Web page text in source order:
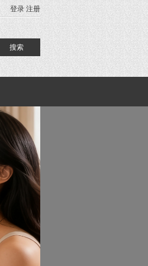
登录 注册